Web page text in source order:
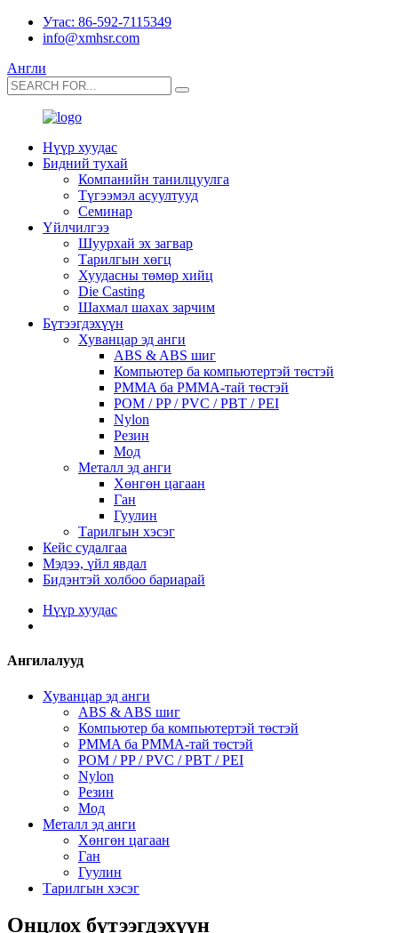
Утас: 86-592-7115349
info@xmhsr.com
Англи
Нүүр хуудас
Бидний тухай
Компанийн танилцуулга
Түгээмэл асуултууд
Семинар
Үйлчилгээ
Шуурхай эх загвар
Тарилгын хөгц
Хуудасны төмөр хийц
Die Casting
Шахмал шахах зарчим
Бүтээгдэхүүн
Хуванцар эд анги
ABS & ABS шиг
Компьютер ба компьютертэй төстэй
PMMA ба PMMA-тай төстэй
POM / PP / PVC / PBT / PEI
Nylon
Резин
Мод
Металл эд анги
Хөнгөн цагаан
Ган
Гуулин
Тарилгын хэсэг
Кейс судалгаа
Мэдээ, үйл явдал
Бидэнтэй холбоо бариарай
Нүүр хуудас
Ангилалууд
Хуванцар эд анги
ABS & ABS шиг
Компьютер ба компьютертэй төстэй
PMMA ба PMMA-тай төстэй
POM / PP / PVC / PBT / PEI
Nylon
Резин
Мод
Металл эд анги
Хөнгөн цагаан
Ган
Гуулин
Тарилгын хэсэг
Онцлох бүтээгдэхүүн